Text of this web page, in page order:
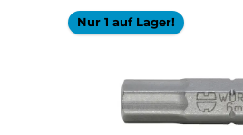
Nur 1 auf Lager!